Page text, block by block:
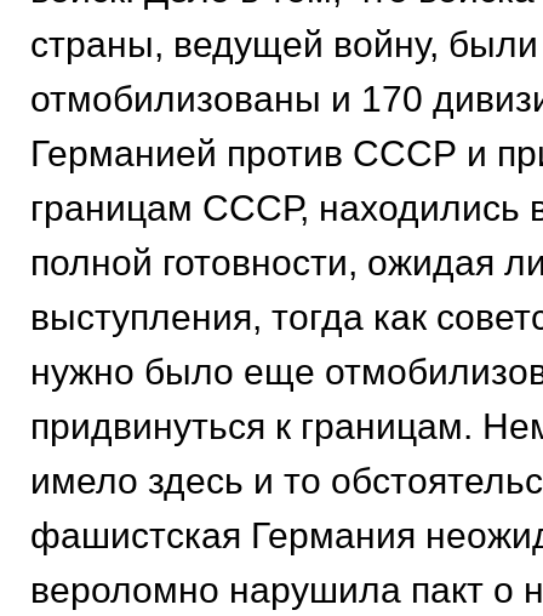
страны, ведущей войну,
отмобилизованы и 170
Германией против СССР и
границам СССР, находились
полной готовности, ожидая
выступления, тогда как
нужно было еще
придвинуться к границам.
имело здесь и то
фашистская Германия
вероломно нарушила пакт о